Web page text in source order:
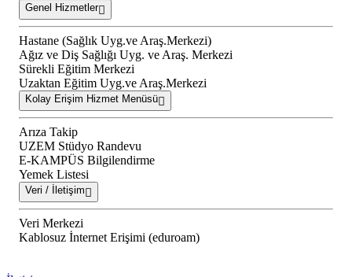
Genel Hizmetler
Hastane (Sağlık Uyg.ve Araş.Merkezi)
Ağız ve Diş Sağlığı Uyg. ve Araş. Merkezi
Sürekli Eğitim Merkezi
Uzaktan Eğitim Uyg.ve Araş.Merkezi
Kolay Erişim Hizmet Menüsü
Arıza Takip
UZEM Stüdyo Randevu
E-KAMPÜS Bilgilendirme
Yemek Listesi
Veri / İletişim
Veri Merkezi
Kablosuz İnternet Erişimi (eduroam)